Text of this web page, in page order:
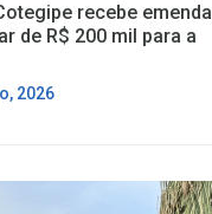
recebe emenda
de R$ 200 mil para a
2026